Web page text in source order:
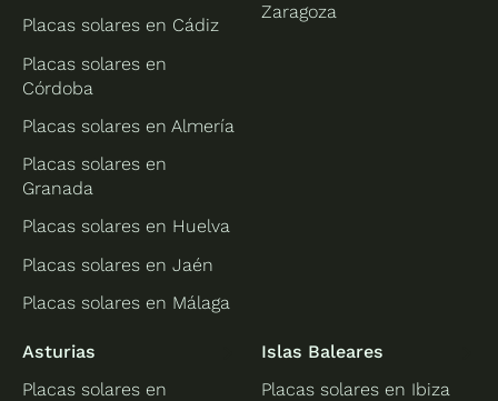
Placas solares en Cádiz
Placas solares en
Córdoba
Placas solares en Almería
Placas solares en
Granada
Placas solares en Huelva
Placas solares en Jaén
Placas solares en Málaga
Zaragoza
Asturias
Placas solares en
Islas Baleares
Placas solares en Ibiza